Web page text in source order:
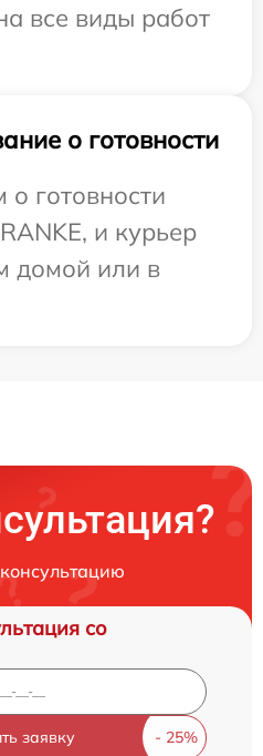
все виды работ
о готовности
готовности
и курьер
домой или в
со
заявку